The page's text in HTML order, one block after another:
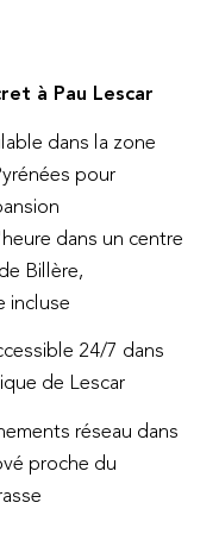
à Pau Lescar
dans la zone
pour
dans un centre
Billère,
incluse
24/7 dans
de Lescar
réseau dans
proche du